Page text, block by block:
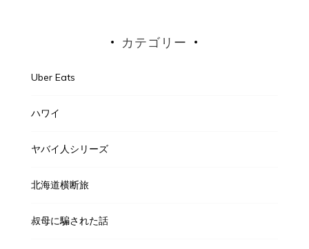
カテゴリー
Uber Eats
ハワイ
ヤバイ人シリーズ
北海道横断旅
叔母に騙された話